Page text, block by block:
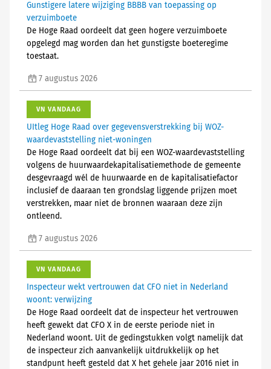
Gunstigere latere wijziging BBBB van toepassing op
verzuimboete
De Hoge Raad oordeelt dat geen hogere verzuimboete
opgelegd mag worden dan het gunstigste boeteregime
toestaat.
7 augustus 2026
VN VANDAAG
UItleg Hoge Raad over gegevensverstrekking bij WOZ-
waardevaststelling niet-woningen
De Hoge Raad oordeelt dat bij een WOZ-waardevaststelling
volgens de huurwaardekapitalisatiemethode de gemeente
desgevraagd wél de huurwaarde en de kapitalisatiefactor
inclusief de daaraan ten grondslag liggende prijzen moet
verstrekken, maar niet de bronnen waaraan deze zijn
ontleend.
7 augustus 2026
VN VANDAAG
Inspecteur wekt vertrouwen dat CFO niet in Nederland
woont: verwijzing
De Hoge Raad oordeelt dat de inspecteur het vertrouwen
heeft gewekt dat CFO X in de eerste periode niet in
Nederland woont. Uit de gedingstukken volgt namelijk dat
de inspecteur zich aanvankelijk uitdrukkelijk op het
standpunt heeft gesteld dat X het gehele jaar 2016 niet in